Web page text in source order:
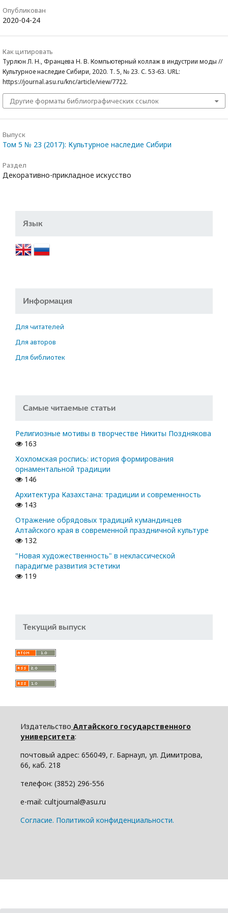
Опубликован
2020-04-24
Как цитировать
Турлюн Л. Н., Францева Н. В. Компьютерный коллаж в индустрии моды //
Культурное наследие Сибири, 2020. Т. 5, № 23. С. 53-63. URL:
https://journal.asu.ru/knc/article/view/7722.
Другие форматы библиографических ссылок
Выпуск
Том 5 № 23 (2017): Культурное наследие Сибири
Раздел
Декоративно-прикладное искусство
Язык
Информация
Для читателей
Для авторов
Для библиотек
Самые читаемые статьи
Религиозные мотивы в творчестве Никиты Позднякова
163
Хохломская роспись: история формирования
орнаментальной традиции
146
Архитектура Казахстана: традиции и современность
143
Отражение обрядовых традиций кумандинцев
Алтайского края в современной праздничной культуре
132
"Новая художественность" в неклассической
парадигме развития эстетики
119
Текущий выпуск
Издательство Алтайского государственного
университета:
почтовый адрес: 656049, г. Барнаул, ул. Димитрова,
66, каб. 218
телефон: (3852) 296-556
e-mail: cultjournal@asu.ru
Cогласие. Политикой конфиденциальности.